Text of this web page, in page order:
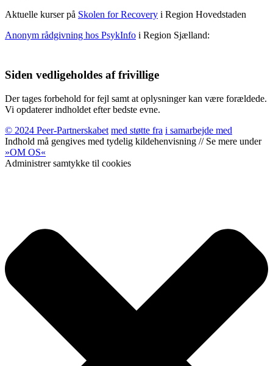
Aktuelle kurser på Skolen for Recovery i Region Hovedstaden
Anonym rådgivning hos PsykInfo i Region Sjælland:
Siden vedligeholdes af frivillige
Der tages forbehold for fejl samt at oplysninger kan være forældede.
Vi opdaterer indholdet efter bedste evne.
© 2024 Peer-Partnerskabet med støtte fra i samarbejde med
Indhold må gengives med tydelig kildehenvisning // Se mere under
»OM OS«
Administrer samtykke til cookies